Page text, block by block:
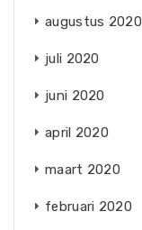
augustus 2020
juli 2020
juni 2020
april 2020
maart 2020
februari 2020